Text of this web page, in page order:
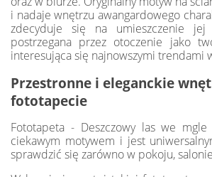
i nadaje wnętrzu awangardowego
zdecyduje się na umieszczenie
postrzegana przez otoczenie jako
interesująca się najnowszymi trendami
Przestronne i eleganckie
fototapecie
Fototapeta - Deszczowy las we mgle
ciekawym motywem i jest
sprawdzić się zarówno w pokoju,